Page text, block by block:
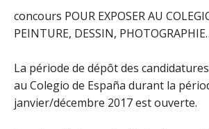
concours POUR EXPOSER AU
PEINTURE, DESSIN,
La période de dépôt des
au Colegio de España durant la
janvier/décembre 2017 est ouverte.